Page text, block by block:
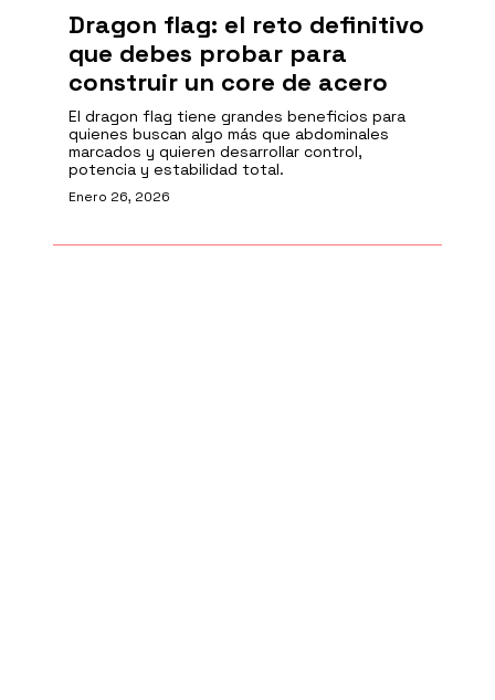
Dragon flag: el reto definitivo
que debes probar para
construir un core de acero
El dragon flag tiene grandes beneficios para
quienes buscan algo más que abdominales
marcados y quieren desarrollar control,
potencia y estabilidad total.
Enero 26, 2026